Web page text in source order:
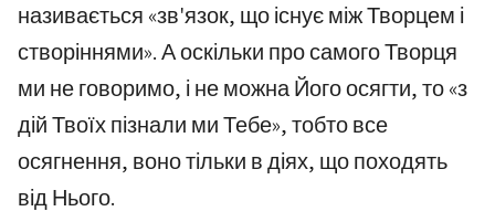
називається «зв'язок, що існує між Творцем і
створіннями». А оскільки про самого Творця
ми не говоримо, і не можна Його осягти, то «з
дій Твоїх пізнали ми Тебе», тобто все
осягнення, воно тільки в діях, що походять
від Нього.